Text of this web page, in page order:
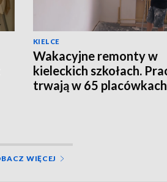
KIELCE
Wakacyjne remonty w
kieleckich szkołach.
trwają w 65 placówkach
WIĘCEJ